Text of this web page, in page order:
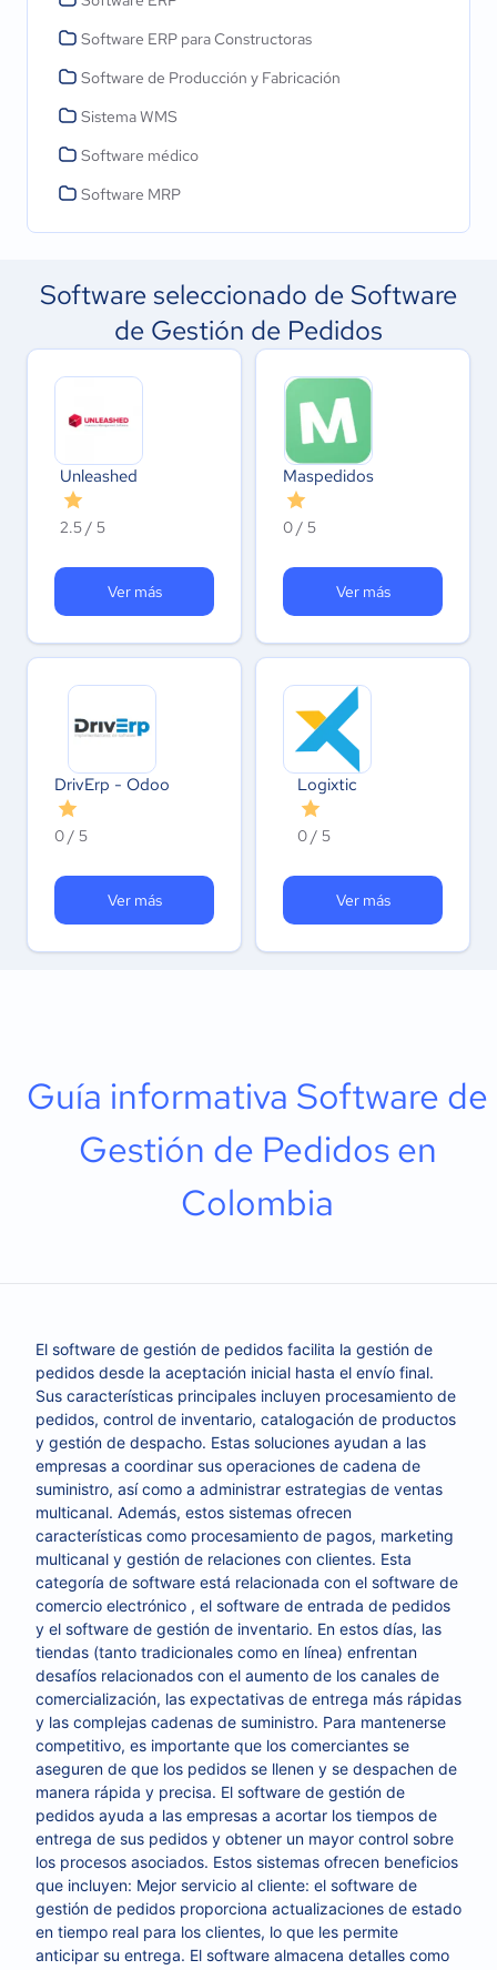
Software ERP para Constructoras
Software de Producción y Fabricación
Sistema WMS
Software médico
Software MRP
Software seleccionado de Software
de Gestión de Pedidos
Unleashed
2.5 / 5
Ver más
Maspedidos
0 / 5
Ver más
DrivErp - Odoo
0 / 5
Ver más
Logixtic
0 / 5
Ver más
Guía informativa Software de
Gestión de Pedidos en
Colombia
El software de gestión de pedidos facilita la gestión de
pedidos desde la aceptación inicial hasta el envío final.
Sus características principales incluyen procesamiento de
pedidos, control de inventario, catalogación de productos
y gestión de despacho. Estas soluciones ayudan a las
empresas a coordinar sus operaciones de cadena de
suministro, así como a administrar estrategias de ventas
multicanal. Además, estos sistemas ofrecen
características como procesamiento de pagos, marketing
multicanal y gestión de relaciones con clientes. Esta
categoría de software está relacionada con el software de
comercio electrónico , el software de entrada de pedidos
y el software de gestión de inventario. En estos días, las
tiendas (tanto tradicionales como en línea) enfrentan
desafíos relacionados con el aumento de los canales de
comercialización, las expectativas de entrega más rápidas
y las complejas cadenas de suministro. Para mantenerse
competitivo, es importante que los comerciantes se
aseguren de que los pedidos se llenen y se despachen de
manera rápida y precisa. El software de gestión de
pedidos ayuda a las empresas a acortar los tiempos de
entrega de sus pedidos y obtener un mayor control sobre
los procesos asociados. Estos sistemas ofrecen beneficios
que incluyen: Mejor servicio al cliente: el software de
gestión de pedidos proporciona actualizaciones de estado
en tiempo real para los clientes, lo que les permite
anticipar su entrega. El software almacena detalles como